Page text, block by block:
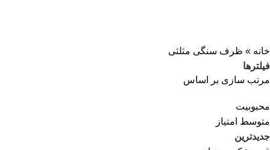
خانه » ظرف سنگی مثلثی
فیلترها
مرتب سازی بر اساس
محبوبیت
متوسط امتیاز
جدیدترین